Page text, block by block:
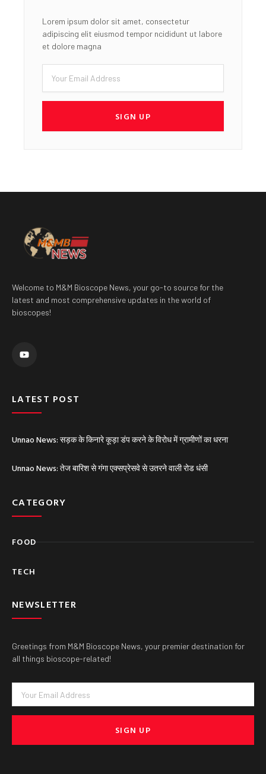
Lorem ipsum dolor sit amet, consectetur
adipiscing elit eiusmod tempor ncididunt ut labore
et dolore magna
Email
SIGN UP
Welcome to M&M Bioscope News, your go-to source for the
latest and most comprehensive updates in the world of
bioscopes!
u
LATEST POST
Unnao News: सड़क के किनारे कूड़ा डंप करने के विरोध में ग्रामीणों का धरना
Unnao News: तेज बारिश से गंगा एक्सप्रेसवे से उतरने वाली रोड धंसी
CATEGORY
FOOD
TECH
NEWSLETTER
Greetings from M&M Bioscope News, your premier destination for
all things bioscope-related!
Email
SIGN UP